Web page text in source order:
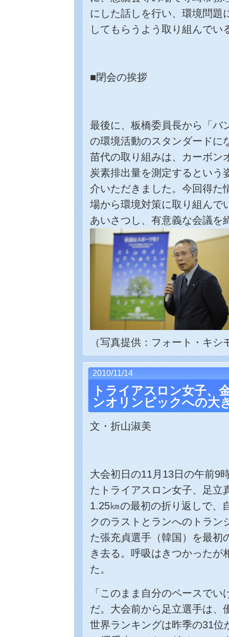
にした話しを行い、環境問題
してもらうよう取り組んでい
■閉会の挨拶
最後に、板橋委員長から「バ
の環境活動のスタンダードに
苗代の取り組みは、カーボン
炭素排出量を測定するという
介いただきました。今回得た
場から環境対策に取り組んで
あいさつし、有意義な会議を
（写真提供：フォート・キシ
2010/11/14
トライアスロン女子
ンオリンピックへの大
文・折山淑美
大会初日の11月13日の午前9
たトライアスロン女子、足立
1.25㎞の最初の折り返しで、
クのラストとランへのトラン
た張充貞選手（韓国）を最初
き去る。呼吸はきつかったが
た。
「このまま自分のペースで
だ。大会前から足立選手は、
世界ランキングは昨季の31位